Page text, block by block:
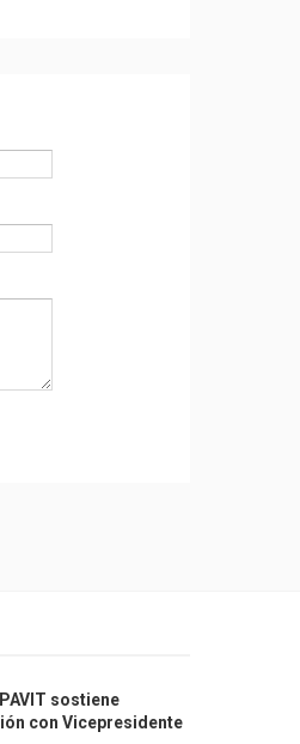
sostiene
con Vicepresidente